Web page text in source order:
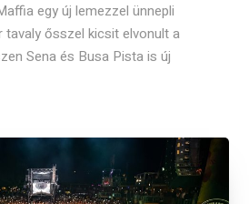
egy új lemezzel ünnepli
tavaly ősszel kicsit elvonult a
Sena és Busa Pista is új